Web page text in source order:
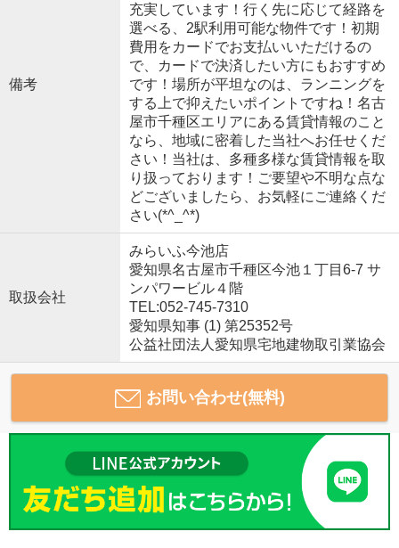
備考
充実しています！行く先に応じて経路を
選べる、2駅利用可能な物件です！初期
費用をカードでお支払いいただけるの
で、カードで決済したい方にもおすすめ
です！場所が平坦なのは、ランニングを
する上で抑えたいポイントですね！名古
屋市千種区エリアにある賃貸情報のこと
なら、地域に密着した当社へお任せくだ
さい！当社は、多種多様な賃貸情報を取
り扱っております！ご要望や不明な点な
どございましたら、お気軽にご連絡くだ
さい(*^_^*)
取扱会社
みらいふ今池店
愛知県名古屋市千種区今池１丁目6-7 サ
ンパワービル４階
TEL:052-745-7310
愛知県知事 (1) 第25352号
公益社団法人愛知県宅地建物取引業協会
お問い合わせ(無料)